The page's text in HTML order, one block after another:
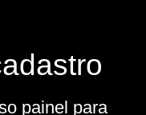
painel para